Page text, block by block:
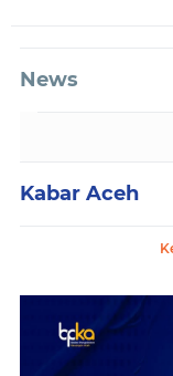
News
Kabar Aceh